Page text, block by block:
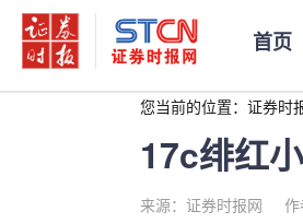
首页
您当前的位置： 证券时
17c绯红
来源：证券时报网